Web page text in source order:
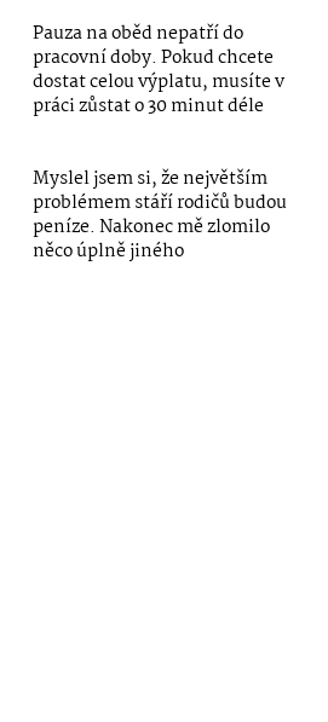
Pauza na oběd nepatří do
pracovní doby. Pokud chcete
dostat celou výplatu, musíte v
práci zůstat o 30 minut déle
Myslel jsem si, že největším
problémem stáří rodičů budou
peníze. Nakonec mě zlomilo
něco úplně jiného